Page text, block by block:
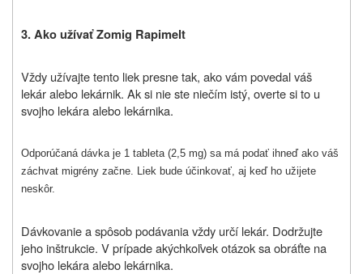
3. Ako užívaťZomig Rapimelt
Vždy užívajtetento liekpresne tak, ako vám povedal váš
lekár alebo lekárnik. Ak si nie ste niečím istý, overte si to u
svojho lekára alebo lekárnika.
Odporúčaná dávka je 1 tableta (2,5 mg) sa má podať ihneď ako váš
záchvat migrény začne. Liek bude účinkovať, aj keď ho užijete
neskôr.
Dávkovanie a spôsob podávania vždy určí lekár. Dodržujte
jeho inštrukcie. V prípade akýchkoľvek otázok sa obráťte na
svojho lekára alebo lekárnika.